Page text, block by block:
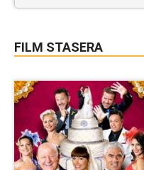
FILM STASERA